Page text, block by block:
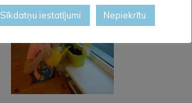
Sīkdatņu iestatījumi Nepiekrītu